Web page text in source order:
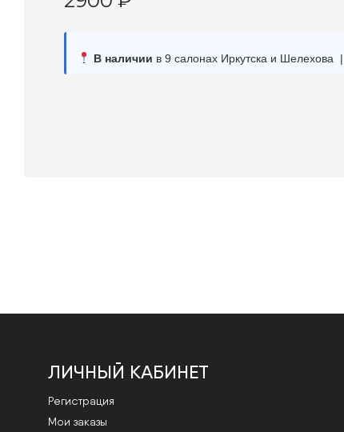
В наличии в 9 салонах Иркутска и Шелехова |
ЛИЧНЫЙ КАБИНЕТ
Регистрация
Мои заказы